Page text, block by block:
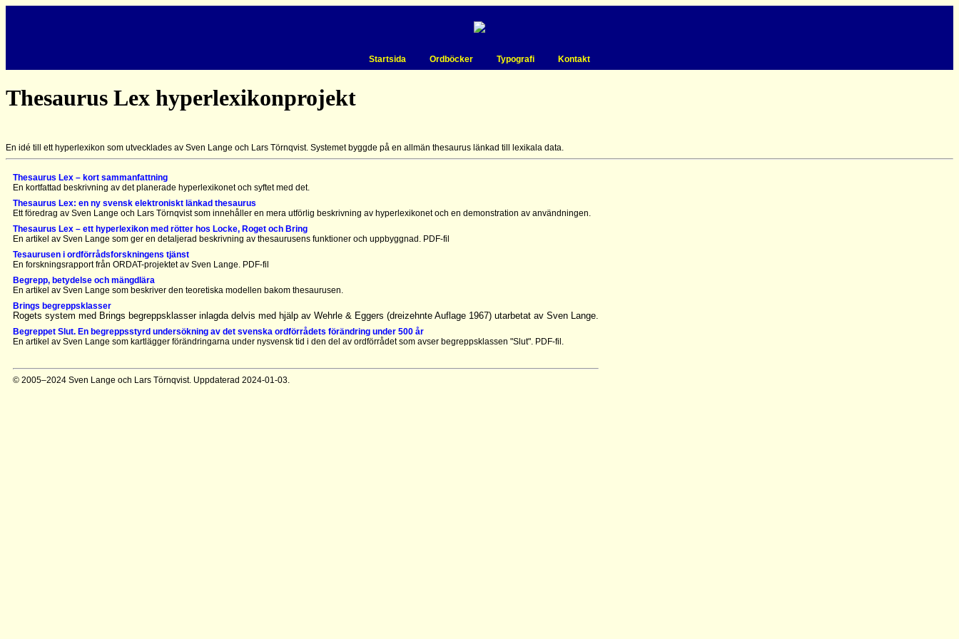
Startsida Ordböcker Typografi Kontakt
Thesaurus Lex hyperlexikonprojekt
En idé till ett hyperlexikon som utvecklades av Sven Lange och Lars Törnqvist. Systemet byggde på en allmän thesaurus länkad till lexikala data.
Thesaurus Lex – kort sammanfattning
En kortfattad beskrivning av det planerade hyperlexikonet och syftet med det.
Thesaurus Lex: en ny svensk elektroniskt länkad thesaurus
Ett föredrag av Sven Lange och Lars Törnqvist som innehåller en mera utförlig beskrivning av hyperlexikonet och en demonstration av användningen.
Thesaurus Lex – ett hyperlexikon med rötter hos Locke, Roget och Bring
En artikel av Sven Lange som ger en detaljerad beskrivning av thesaurusens funktioner och uppbyggnad. PDF-fil
Tesaurusen i ordförrådsforskningens tjänst
En forskningsrapport från ORDAT-projektet av Sven Lange. PDF-fil
Begrepp, betydelse och mängdlära
En artikel av Sven Lange som beskriver den teoretiska modellen bakom thesaurusen.
Brings begreppsklasser
Rogets system med Brings begreppsklasser inlagda delvis med hjälp av Wehrle & Eggers (dreizehnte Auflage 1967) utarbetat av Sven Lange.
Begreppet Slut. En begreppsstyrd undersökning av det svenska ordförrådets förändring under 500 år
En artikel av Sven Lange som kartlägger förändringarna under nysvensk tid i den del av ordförrådet som avser begreppsklassen "Slut". PDF-fil.
© 2005–2024 Sven Lange och Lars Törnqvist. Uppdaterad 2024-01-03.